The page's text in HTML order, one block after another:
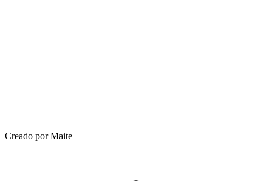
Creado por Maite